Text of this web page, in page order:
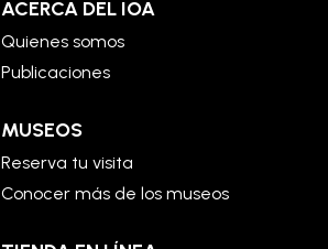
ACERCA DEL IOA
Quienes somos
Publicaciones
MUSEOS
Reserva tu visita
Conocer más de los museos